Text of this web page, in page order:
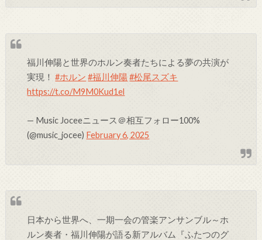
福川伸陽と世界のホルン奏者たちによる夢の共演が
実現！#ホルン #福川伸陽 #松尾スズキ
https://t.co/M9M0Kud1el
— Music Joceeニュース＠相互フォロー100%
(@music_jocee) February 6, 2025
日本から世界へ、一期一会の管楽アンサンブル～ホ
ルン奏者・福川伸陽が語る新アルバム『ふたつのグ